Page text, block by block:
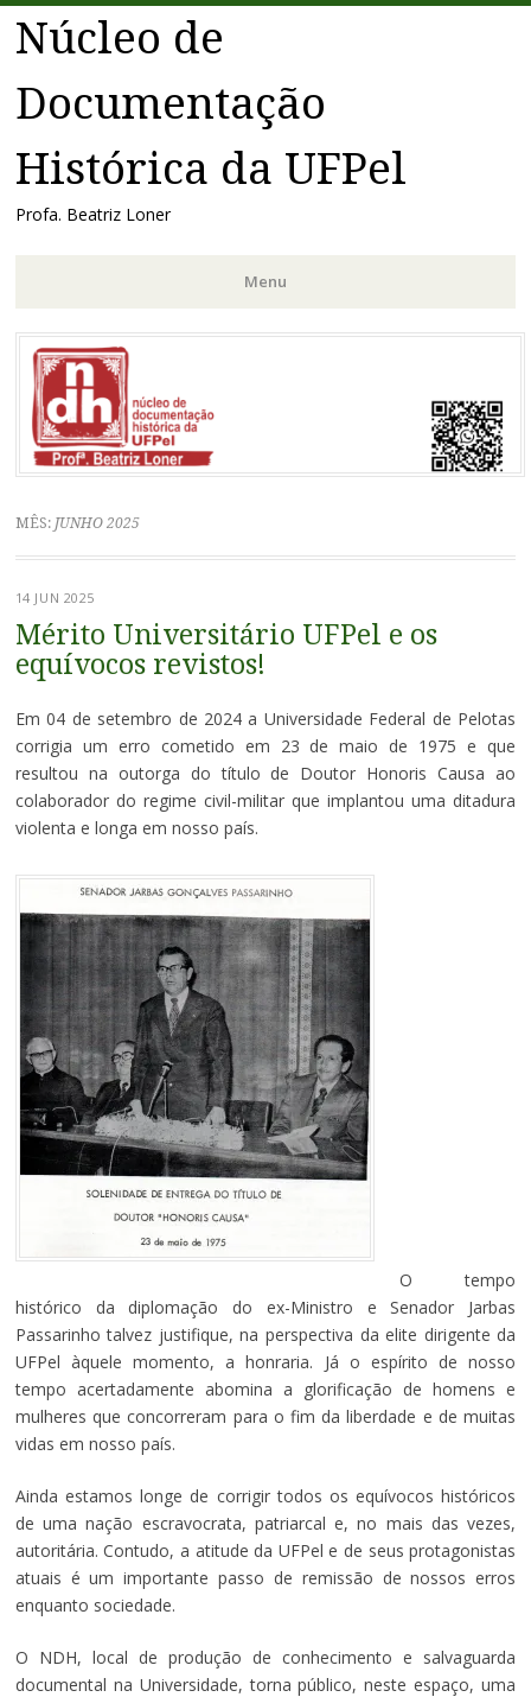
Núcleo de
Documentação
Histórica da UFPel
Profa. Beatriz Loner
Menu
Pular
para
conteúdo
MÊS: JUNHO 2025
14 JUN 2025
Mérito Universitário UFPel e os
equívocos revistos!
Em 04 de setembro de 2024 a Universidade Federal de Pelotas
corrigia um erro cometido em 23 de maio de 1975 e que
resultou na outorga do título de Doutor Honoris Causa ao
colaborador do regime civil-militar que implantou uma ditadura
violenta e longa em nosso país.
O tempo
histórico da diplomação do ex-Ministro e Senador Jarbas
Passarinho talvez justifique, na perspectiva da elite dirigente da
UFPel àquele momento, a honraria. Já o espírito de nosso
tempo acertadamente abomina a glorificação de homens e
mulheres que concorreram para o fim da liberdade e de muitas
vidas em nosso país.
Ainda estamos longe de corrigir todos os equívocos históricos
de uma nação escravocrata, patriarcal e, no mais das vezes,
autoritária. Contudo, a atitude da UFPel e de seus protagonistas
atuais é um importante passo de remissão de nossos erros
enquanto sociedade.
O NDH, local de produção de conhecimento e salvaguarda
documental na Universidade, torna público, neste espaço, uma